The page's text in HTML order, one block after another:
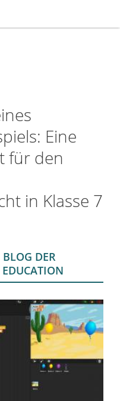
Eine
für den
in Klasse 7
DER